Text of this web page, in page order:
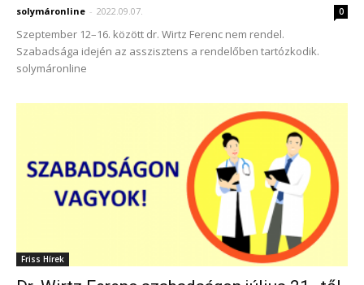
solymáronline - 2022.09.07. 0
Szeptember 12–16. között dr. Wirtz Ferenc nem rendel.
Szabadsága idején az asszisztens a rendelőben tartózkodik.
solymáronline
Friss Hírek